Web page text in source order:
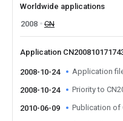
Worldwide applications
2008
CN
Application
2008-10-24 Application
2008-10-24 Priority to
2010-06-09 Publication of